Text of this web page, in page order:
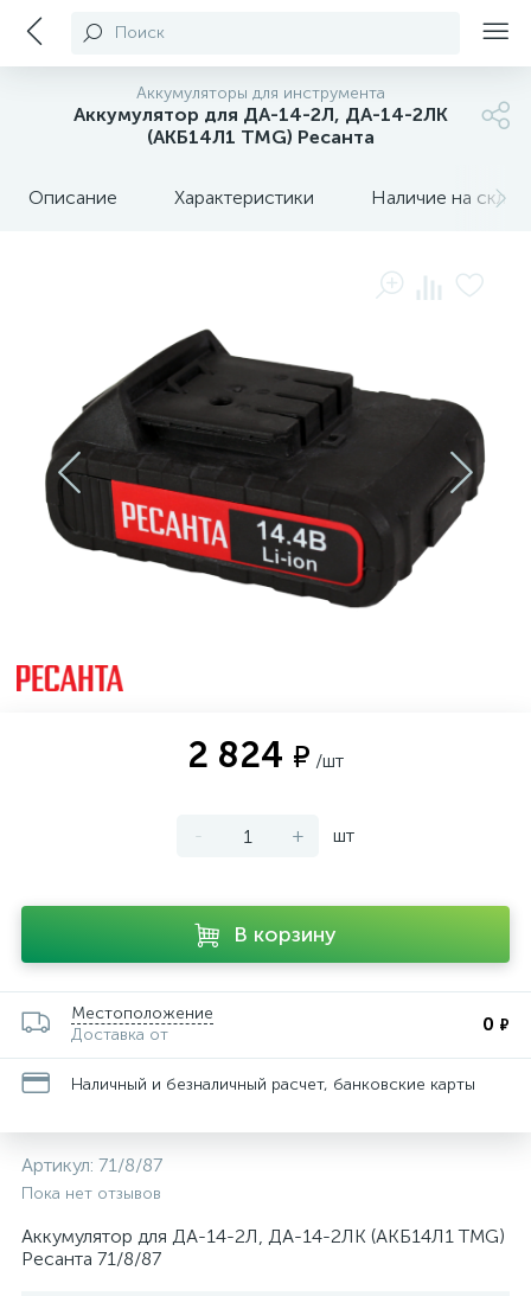
Поиск
Аккумуляторы для инструмента
Аккумулятор для ДА-14-2Л, ДА-14-2ЛК
(АКБ14Л1 TMG) Ресанта
Описание Характеристики Наличие на
2 824 ₽ /шт
- + шт
В корзину
Местоположение
Доставка от
0 ₽
Наличный и безналичный расчет, банковские карты
Артикул: 71/8/87
Пока нет отзывов
Аккумулятор для ДА-14-2Л, ДА-14-2ЛК (АКБ14Л1 TMG)
Ресанта 71/8/87